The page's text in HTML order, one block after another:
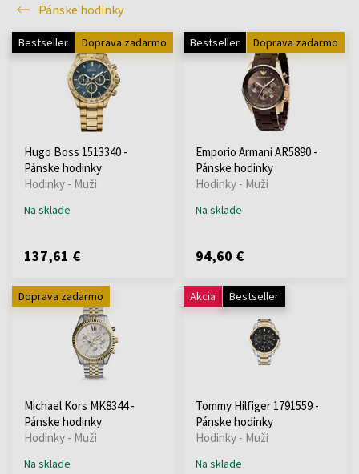
Pánske hodinky
Bestseller Doprava zadarmo
Hugo Boss 1513340 -
Pánske hodinky
Hodinky - Muži
Na sklade
137,61 €
Bestseller Doprava zadarmo
Emporio Armani AR5890 -
Pánske hodinky
Hodinky - Muži
Na sklade
94,60 €
Doprava zadarmo
Michael Kors MK8344 -
Pánske hodinky
Hodinky - Muži
Na sklade
Akcia Bestseller
Tommy Hilfiger 1791559 -
Pánske hodinky
Hodinky - Muži
Na sklade